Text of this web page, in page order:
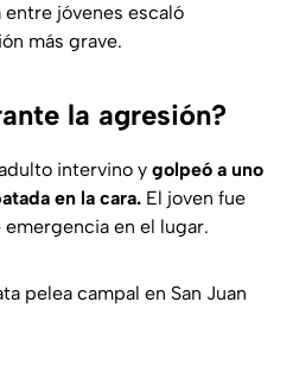
jóvenes escaló
más grave.
la agresión?
intervino y golpeó a uno
en la cara. El joven fue
en el lugar.
pelea campal en San Juan